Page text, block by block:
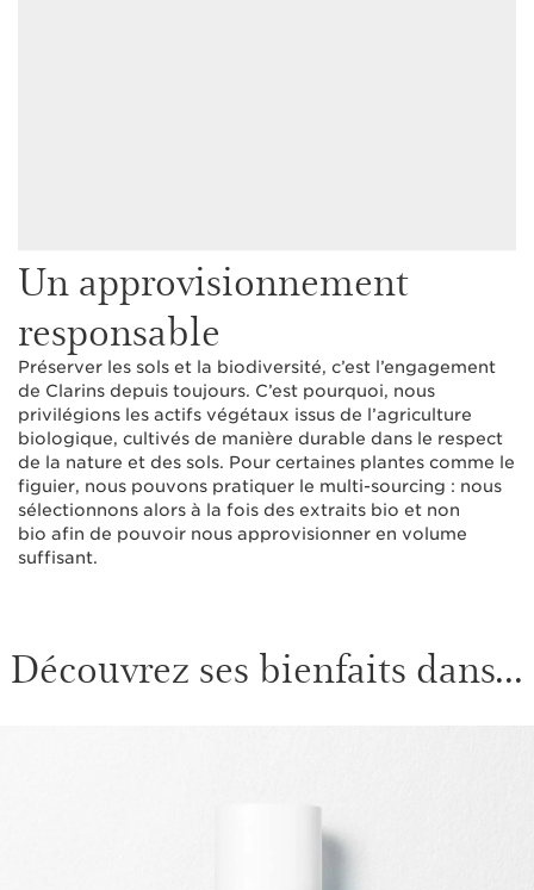
Un approvisionnement
responsable
Préserver les sols et la biodiversité, c’est l’engagement
de Clarins depuis toujours. C’est pourquoi, nous
privilégions les actifs végétaux issus de l’agriculture
biologique, cultivés de manière durable dans le respect
de la nature et des sols. Pour certaines plantes comme le
figuier, nous pouvons pratiquer le multi-sourcing : nous
sélectionnons alors à la fois des extraits bio et non
bio afin de pouvoir nous approvisionner en volume
suffisant.
Découvrez ses bienfaits dans...